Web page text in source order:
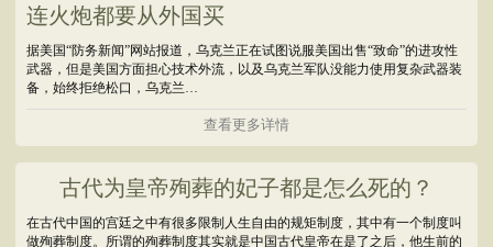
连火炮都要从外国买
据美国“防务新闻”网站报道，乌克兰正在试图说服美国出售“致命”的进攻性
武器，但是美国方面担心技术外流，以及乌克兰军队没能力使用复杂武器装
备，始终拒绝松口，乌克兰…
查看更多详情
古代为皇帝殉葬的妃子都是怎么死的？
在古代中国的宫廷之中有很多限制人生自由的规矩制度，其中有一个制度叫
做殉葬制度。所谓的殉葬制度其实就是中国古代皇帝在是了之后，他生前的